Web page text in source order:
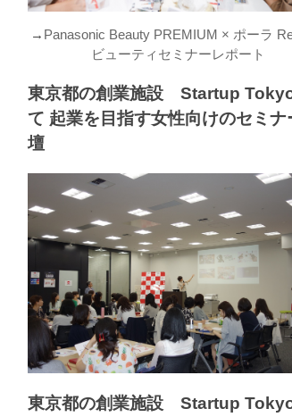
→ Panasonic Beauty PREMIUM × ポーラ
ビューティセミナーレポート
東京都の創業施設 Startup
て 起業を目指す女性向けのセミナ
壇
東京都の創業施設 Startup